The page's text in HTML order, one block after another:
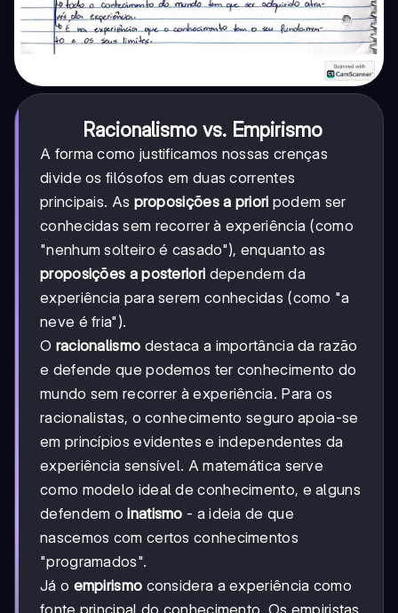
Racionalismo vs. Empirismo
A forma como justificamos nossas crenças
divide os filósofos em duas correntes
principais. As proposições a priori podem ser
conhecidas sem recorrer à experiência (como
"nenhum solteiro é casado"), enquanto as
proposições a posteriori dependem da
experiência para serem conhecidas (como "a
neve é fria").
O racionalismo destaca a importância da razão
e defende que podemos ter conhecimento do
mundo sem recorrer à experiência. Para os
racionalistas, o conhecimento seguro apoia-se
em princípios evidentes e independentes da
experiência sensível. A matemática serve
como modelo ideal de conhecimento, e alguns
defendem oinatismo - a ideia de que
nascemos com certos conhecimentos
"programados".
Já o empirismo considera a experiência como